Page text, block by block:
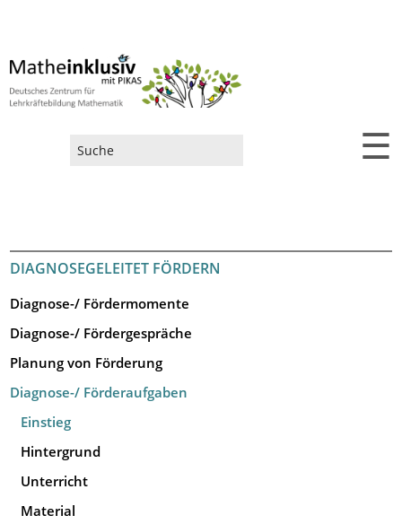
☰
DIAGNOSEGELEITET FÖRDERN
Diagnose-/ Fördermomente
Diagnose-/ Fördergespräche
Planung von Förderung
Diagnose-/ Förderaufgaben
Einstieg
Hintergrund
Unterricht
Material